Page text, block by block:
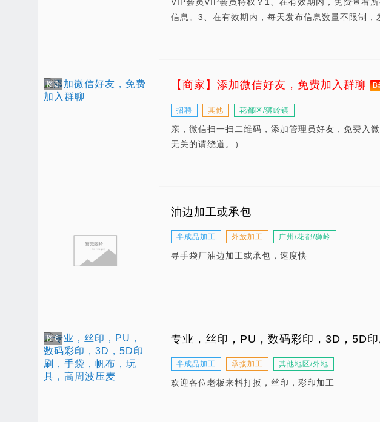
信息。3、在有效期内，每天发布信息数量不限制
图3 【商家】添加微信好友，免费加入群聊 B
招聘 其他 花都区/狮岭镇
亲，微信扫一扫二维码，添加管理员好友，免费入
无关的请绕道。）
油边加工或承包
半成品加工 外放加工 广州/花都/狮岭
寻手袋厂油边加工或承包，速度快
图6 专业，丝印，PU，数码彩印，3D，5D
半成品加工 承接加工 其他地区/外地
欢迎各位老板来料打扳，丝印，彩印加工